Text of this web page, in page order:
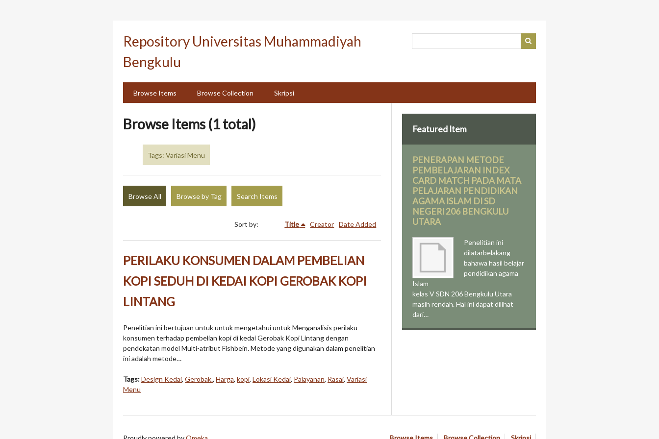
Repository Universitas Muhammadiyah
Bengkulu
Browse Items Browse Collection Skripsi
Browse Items (1 total)
Tags: Variasi Menu
Browse All Browse by Tag Search Items
Sort by: Title Creator Date Added
PERILAKU KONSUMEN DALAM PEMBELIAN
KOPI SEDUH DI KEDAI KOPI GEROBAK KOPI
LINTANG
Penelitian ini bertujuan untuk untuk mengetahui untuk Menganalisis perilaku
konsumen terhadap pembelian kopi di kedai Gerobak Kopi Lintang dengan
pendekatan model Multi-atribut Fishbein. Metode yang digunakan dalam penelitian
ini adalah metode…
Tags:Design Kedai, Gerobak., Harga, kopi, Lokasi Kedai, Palayanan, Rasai, Variasi
Menu
Featured Item
PENERAPAN METODE
PEMBELAJARAN INDEX
CARD MATCH PADA MATA
PELAJARAN PENDIDIKAN
AGAMA ISLAM DI SD
NEGERI 206 BENGKULU
UTARA
Penelitian ini
dilatarbelakang
bahawa hasil belajar
pendidikan agama
Islam
kelas V SDN 206 Bengkulu Utara
masih rendah. Hal ini dapat dilihat
dari…